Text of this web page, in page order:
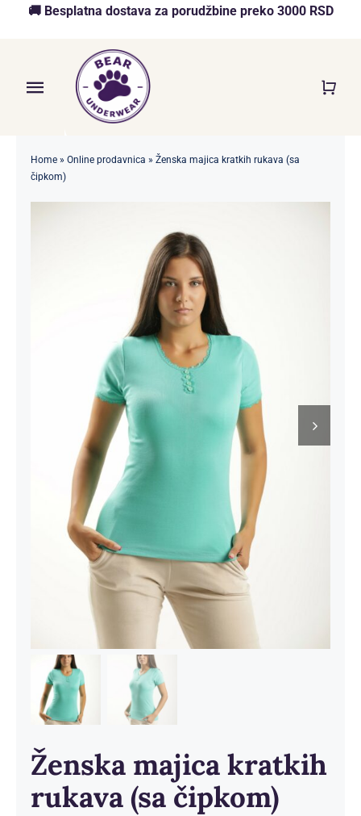
🚚 Besplatna dostava za porudžbine preko 3000 RSD
Toggle
Navigation
Akcija
Home» Online prodavnica » Ženska majica kratkih rukava (sa
čipkom)
Ženska majica kratkih
rukava (sa čipkom)